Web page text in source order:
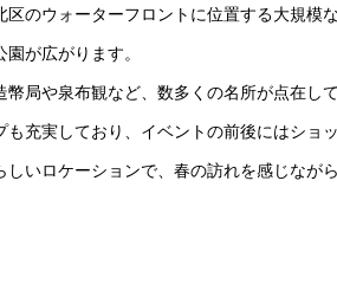
のウォーターフロントに位置する大規
が広がります。
局や泉布観など、数多くの名所が点在
充実しており、イベントの前後にはシ
いロケーションで、春の訪れを感じなが